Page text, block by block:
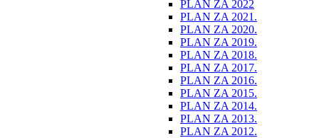
PLAN ZA 2022
PLAN ZA 2021.
PLAN ZA 2020.
PLAN ZA 2019.
PLAN ZA 2018.
PLAN ZA 2017.
PLAN ZA 2016.
PLAN ZA 2015.
PLAN ZA 2014.
PLAN ZA 2013.
PLAN ZA 2012.